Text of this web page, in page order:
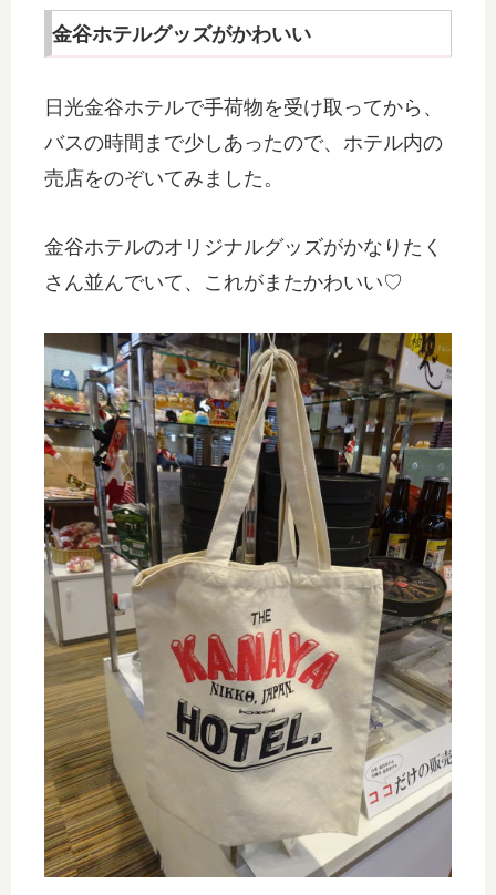
金谷ホテルグッズがかわいい
日光金谷ホテルで手荷物を受け取ってから、
バスの時間まで少しあったので、ホテル内の
売店をのぞいてみました。
金谷ホテルのオリジナルグッズがかなりたく
さん並んでいて、これがまたかわいい♡